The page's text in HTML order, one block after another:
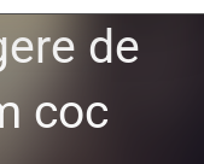
de
coc